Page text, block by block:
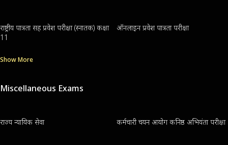
राष्ट्रीय पात्रता सह प्रवेश परीक्षा (स्नातक) कक्षा
11
ऑनलाइन प्रवेश पात्रता परीक्षा
Show More
Miscellaneous Exams
राज्य न्यायिक सेवा कर्मचारी चयन आयोग कनिष्ठ अभियंता परीक्षा